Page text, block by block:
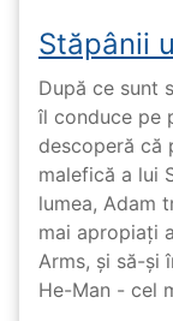
Stăpânii
După ce sunt
îl conduce pe
descoperă că
malefică a lui
lumea, Adam
mai apropiați
Arms, și să-și
He-Man - cel